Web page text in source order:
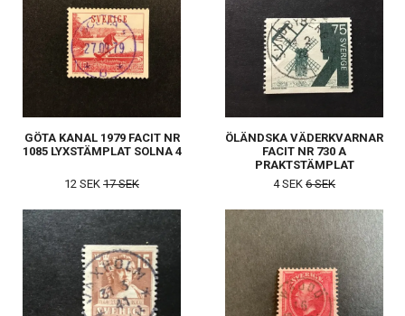
GÖTA KANAL 1979 FACIT NR
1085 LYXSTÄMPLAT SOLNA 4
12 SEK 17 SEK
ÖLÄNDSKA VÄDERKVARNAR
FACIT NR 730 A
PRAKTSTÄMPLAT
SUNDBYBERG
4 SEK 6 SEK